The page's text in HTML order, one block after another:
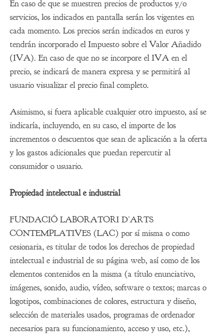
En caso de que se muestren precios de productos y/o
servicios, los indicados en pantalla serán los vigentes en
cada momento. Los precios serán indicados en euros y
tendrán incorporado el Impuesto sobre el Valor Añadido
(IVA). En caso de que no se incorpore el IVA en el
precio, se indicará de manera expresa y se permitirá al
usuario visualizar el precio final completo.
Asimismo, si fuera aplicable cualquier otro impuesto, así se
indicaría, incluyendo, en su caso, el importe de los
incrementos o descuentos que sean de aplicación a la oferta
y los gastos adicionales que puedan repercutir al
consumidor o usuario.
Propiedad intelectual e industrial
FUNDACIÓ LABORATORI D’ARTS
CONTEMPLATIVES (LAC) por sí misma o como
cesionaria, es titular de todos los derechos de propiedad
intelectual e industrial de su página web, así como de los
elementos contenidos en la misma (a título enunciativo,
imágenes, sonido, audio, vídeo, software o textos; marcas o
logotipos, combinaciones de colores, estructura y diseño,
selección de materiales usados, programas de ordenador
necesarios para su funcionamiento, acceso y uso, etc.),